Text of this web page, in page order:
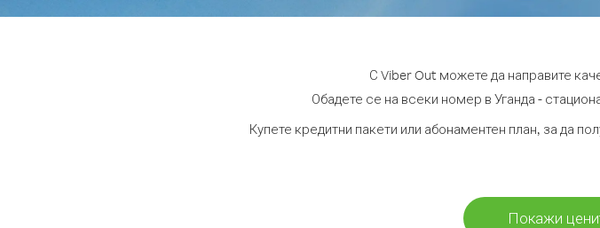
С Viber Out можете да направите
Обадете се на всеки номер в Уганда -
Купете кредитни пакети или абонаментен план, за да
Покажи